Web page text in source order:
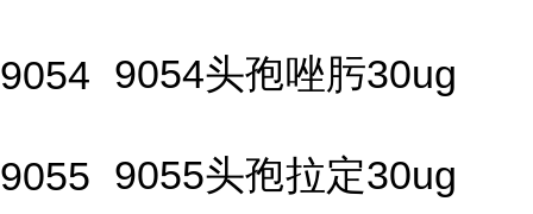
9054 9054头孢唑肟30ug
9055 9055头孢拉定30ug